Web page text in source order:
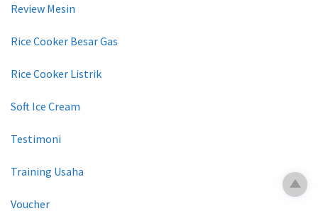
Review Mesin
Rice Cooker Besar Gas
Rice Cooker Listrik
Soft Ice Cream
Testimoni
Training Usaha
Voucher